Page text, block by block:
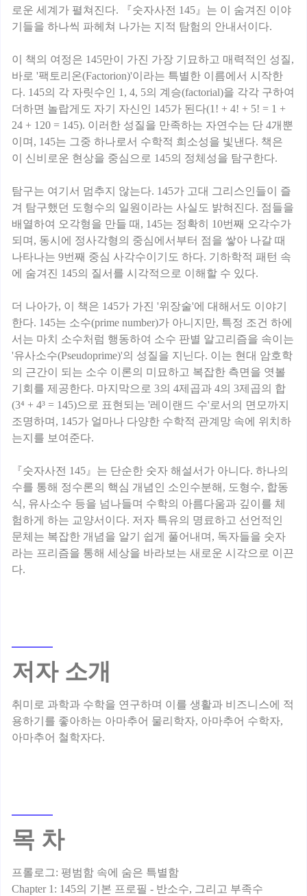
로운 세계가 펼쳐진다. 『숫자사전 145』는 이 숨겨진 이야
기들을 하나씩 파헤쳐 나가는 지적 탐험의 안내서이다.
이 책의 여정은 145만이 가진 가장 기묘하고 매력적인 성질,
바로 '팩토리온(Factorion)'이라는 특별한 이름에서 시작한
다. 145의 각 자릿수인 1, 4, 5의 계승(factorial)을 각각 구하여
더하면 놀랍게도 자기 자신인 145가 된다(1! + 4! + 5! = 1 +
24 + 120 = 145). 이러한 성질을 만족하는 자연수는 단 4개뿐
이며, 145는 그중 하나로서 수학적 희소성을 빛낸다. 책은
이 신비로운 현상을 중심으로 145의 정체성을 탐구한다.
탐구는 여기서 멈추지 않는다. 145가 고대 그리스인들이 즐
겨 탐구했던 도형수의 일원이라는 사실도 밝혀진다. 점들을
배열하여 오각형을 만들 때, 145는 정확히 10번째 오각수가
되며, 동시에 정사각형의 중심에서부터 점을 쌓아 나갈 때
나타나는 9번째 중심 사각수이기도 하다. 기하학적 패턴 속
에 숨겨진 145의 질서를 시각적으로 이해할 수 있다.
더 나아가, 이 책은 145가 가진 '위장술'에 대해서도 이야기
한다. 145는 소수(prime number)가 아니지만, 특정 조건 하에
서는 마치 소수처럼 행동하여 소수 판별 알고리즘을 속이는
'유사소수(Pseudoprime)'의 성질을 지닌다. 이는 현대 암호학
의 근간이 되는 소수 이론의 미묘하고 복잡한 측면을 엿볼
기회를 제공한다. 마지막으로 3의 4제곱과 4의 3제곱의 합
(3⁴ + 4³ = 145)으로 표현되는 '레이랜드 수'로서의 면모까지
조명하며, 145가 얼마나 다양한 수학적 관계망 속에 위치하
는지를 보여준다.
『숫자사전 145』는 단순한 숫자 해설서가 아니다. 하나의
수를 통해 정수론의 핵심 개념인 소인수분해, 도형수, 합동
식, 유사소수 등을 넘나들며 수학의 아름다움과 깊이를 체
험하게 하는 교양서이다. 저자 특유의 명료하고 선언적인
문체는 복잡한 개념을 알기 쉽게 풀어내며, 독자들을 숫자
라는 프리즘을 통해 세상을 바라보는 새로운 시각으로 이끈
저자 소개
취미로 과학과 수학을 연구하며 이를 생활과 비즈니스에 적
용하기를 좋아하는 아마추어 물리학자, 아마추어 수학자,
목 차
프롤로그: 평범함 속에 숨은 특별함
Chapter 1: 145의 기본 프로필 - 반소수, 그리고 부족수